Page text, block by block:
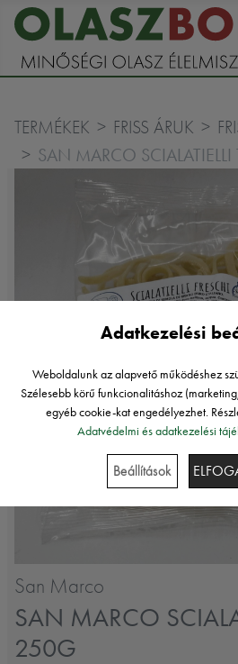
TERMÉKEK FRISS ÁRUK
SAN MARCO
San Marco
SAN MARCO
250G
Adatkezelési
Weboldalunk az alapvető működéshez
Szélesebb körű funkcionalitáshoz
egyéb cookie-kat engedélyezhet.
Adatvédelmi és adatkezelési
Beállítások